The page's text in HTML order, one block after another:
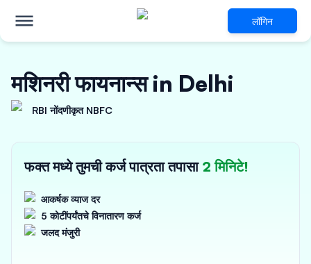
लॉगिन
मशिनरी फायनान्स in Delhi
RBI नोंदणीकृत NBFC
फक्त मध्ये तुमची कर्ज पात्रता तपासा 2 मिनिटे!
आकर्षक व्याज दर
5 कोटींपर्यंतचे विनातारण कर्ज
जलद मंजुरी